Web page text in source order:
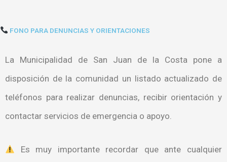
FONO PARA DENUNCIAS Y ORIENTACIONES
La Municipalidad de San Juan de la Costa pone a
disposición de la comunidad un listado actualizado de
teléfonos para realizar denuncias, recibir orientación y
contactar servicios de emergencia o apoyo.
Es muy importante recordar que ante cualquier